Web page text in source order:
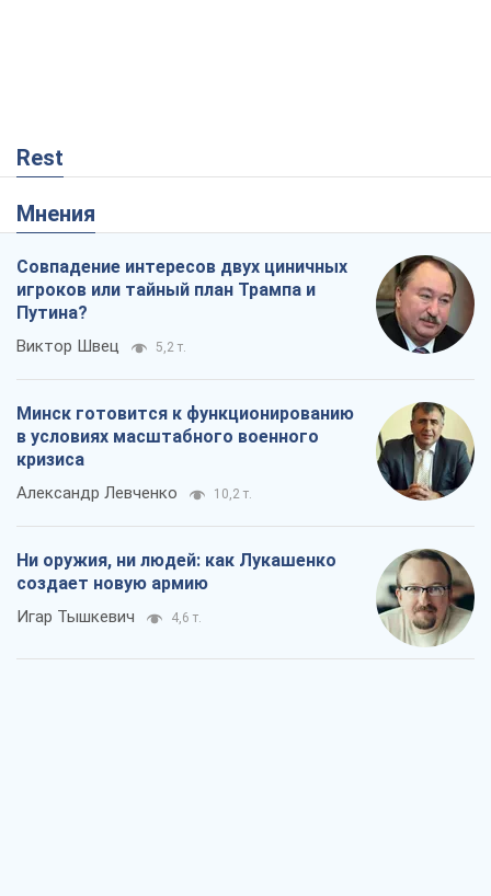
Rest
Мнения
Совпадение интересов двух циничных
игроков или тайный план Трампа и
Путина?
Виктор Швец 5,2 т.
Минск готовится к функционированию
в условиях масштабного военного
кризиса
Александр Левченко 10,2 т.
Ни оружия, ни людей: как Лукашенко
создает новую армию
Игар Тышкевич 4,6 т.